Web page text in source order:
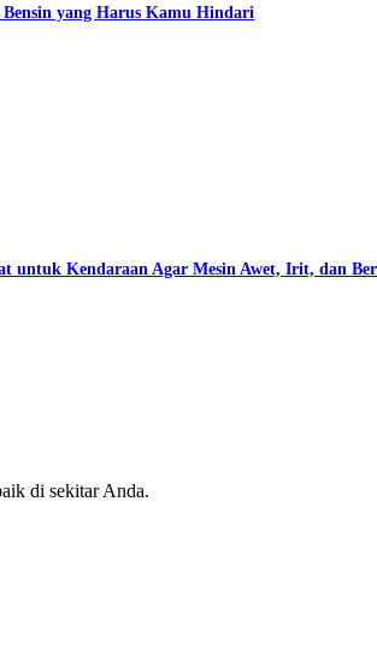
Bensin yang Harus Kamu Hindari
untuk Kendaraan Agar Mesin Awet, Irit, dan
di sekitar Anda.